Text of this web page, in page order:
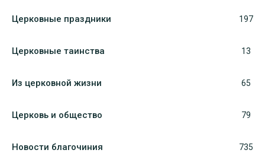
Церковные праздники 197
Церковные таинства 13
Из церковной жизни 65
Церковь и общество 79
Новости благочиния 735